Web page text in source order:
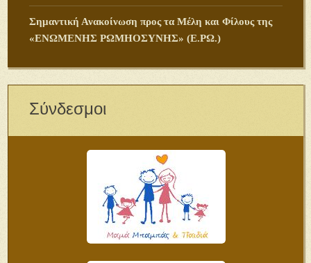
Σημαντική Ανακοίνωση προς τα Μέλη και Φίλους της
«ΕΝΩΜΕΝΗΣ ΡΩΜΗΟΣΥΝΗΣ» (Ε.ΡΩ.)
Σύνδεσμοι